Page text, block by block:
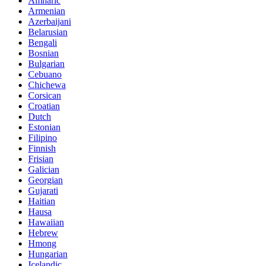
Armenian
Azerbaijani
Belarusian
Bengali
Bosnian
Bulgarian
Cebuano
Chichewa
Corsican
Croatian
Dutch
Estonian
Filipino
Finnish
Frisian
Galician
Georgian
Gujarati
Haitian
Hausa
Hawaiian
Hebrew
Hmong
Hungarian